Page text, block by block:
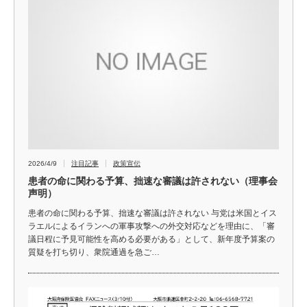
2026/4/9 注目記事 政策宣伝
患者の命に関わる予算、拙速な審議は許されない（理事会
声明）
患者の命に関わる予算、拙速な審議は許されない 与党は米国とイス
ラエルによるイランへの軍事攻撃への外交対応などを理由に、「審
議日程に予見可能性を高める必要がある」として、新年度予算案の
質疑を打ち切り、衆院通過を急ご…